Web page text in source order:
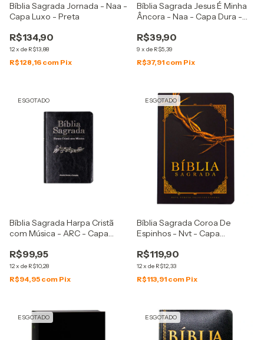
Bíblia Sagrada Jornada - Naa -
Capa Luxo - Preta
R$134,90
12x de R$13,88
R$128,16 com Pix
Bíblia Sagrada Jesus É Minha
Âncora - Naa - Capa Dura -
R$39,90
9 x de R$5,39
R$37,91 com Pix
ESGOTADO
Bíblia Sagrada Harpa Cristã
com Música - ARC - Capa
R$99,95
12x de R$10,28
R$94,95 com Pix
ESGOTADO
Bíblia Sagrada Coroa De
Espinhos - Nvt - Capa
R$119,90
12x de R$12,33
R$113,91 com Pix
ESGOTADO ESGOTADO